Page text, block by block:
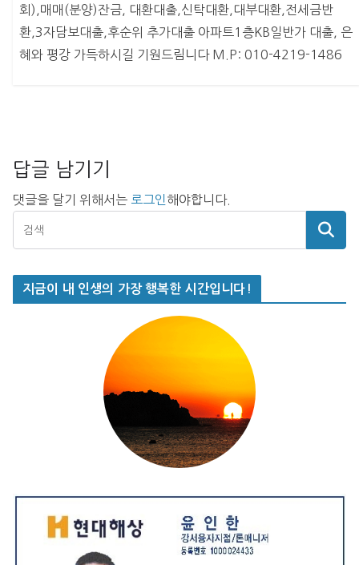
회),매매(분양)잔금, 대환대출,신탁대환,대부대환,전세금반
환,3자담보대출,후순위 추가대출 아파트1층KB일반가 대출, 은
혜와 평강 가득하시길 기원드림니다 M.P: 010-4219-1486
답글 남기기
댓글을 달기 위해서는 로그인 해야합니다.
지금이 내 인생의 가장 행복한 시간입니다!